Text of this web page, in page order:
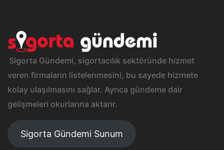
Sigorta Gündemi, sigortacılık sektöründe hizmet
veren firmaların listelenmesini, bu sayede hizmete
kolay ulaşılmasını sağlar. Ayrıca gündeme dair
gelişmeleri okurlarına aktarır.
Sigorta Gündemi Sunum